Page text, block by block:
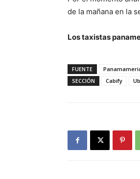
de la mañana en la
Los taxistas
FUENTE
SECCIÓN
Cabify